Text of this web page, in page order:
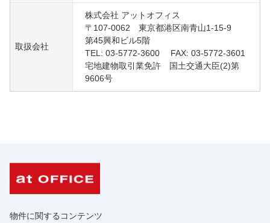
取扱会社
株式会社 アットオフィス
〒107-0062 東京都港区南青山1-15-9
第45興和ビル5階
TEL: 03-5772-3600 FAX: 03-5772-3601
宅地建物取引業免許 国土交通大臣(2)第
9606号
物件に関するコンテンツ